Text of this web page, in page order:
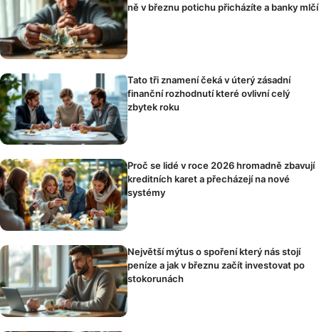
ně v březnu potichu přicházíte a banky mlčí
Tato tři znamení čeká v úterý zásadní
finanční rozhodnutí které ovlivní celý
zbytek roku
Proč se lidé v roce 2026 hromadně zbavují
kreditních karet a přecházejí na nové
systémy
Největší mýtus o spoření který nás stojí
peníze a jak v březnu začít investovat po
stokorunách